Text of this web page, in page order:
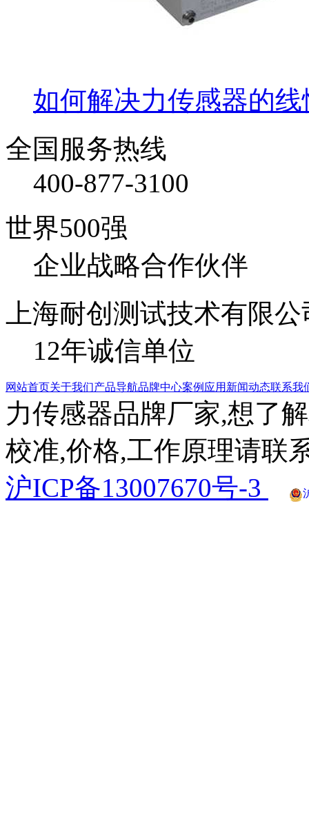
如何解决力传感器的
全国服务热线
400-877-3100
世界500强
企业战略合作伙伴
上海耐创测试技术有限公
12年诚信单位
网站首页 关于我们产品导航品牌中心案例应用 新闻动态联系我
力传感器品牌厂家,想了
校准,价格,工作原理请联
沪ICP备13007670号-3